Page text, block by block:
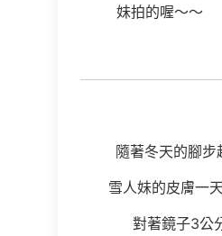
妹拍的喔～～
隨著冬天的腳步
雪人妹的皮膚一
對著鏡子3公